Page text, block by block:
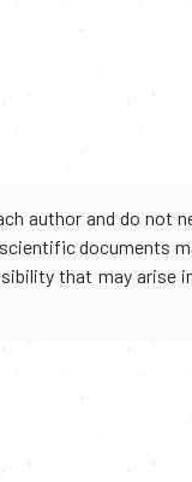
author and do not
documents
that may arise